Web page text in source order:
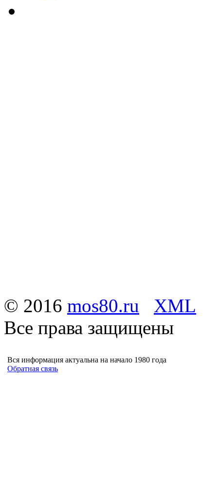
© 2016 mos80.ru
XML
Все права защищены
Вся информация актуальна на начало 1980 года
Обратная связь